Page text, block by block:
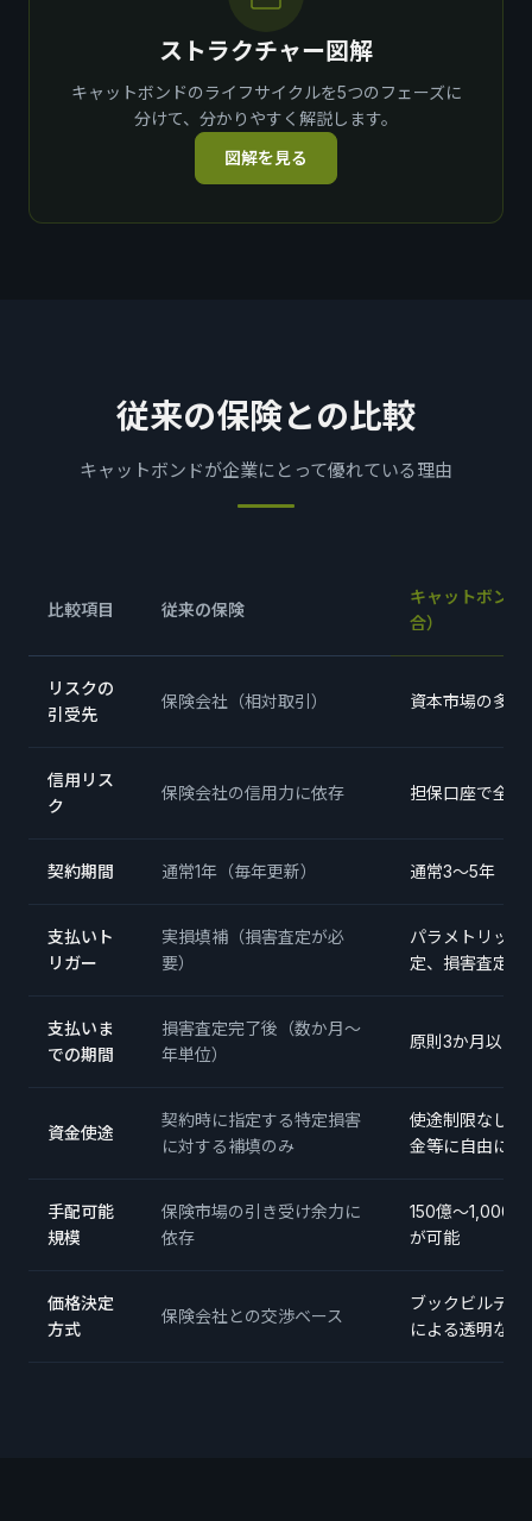
ストラクチャー図解
キャットボンドのライフサイクルを5つのフェーズに
分けて、分かりやすく解説します。
図解を見る
従来の保険との比較
キャットボンドが企業にとって優れている理由
比較項目 従来の保険
キャットボン
合）
リスクの
引受先
保険会社（相対取引） 資本市場の多数
信用リス
ク
保険会社の信用力に依存 担保口座で全
契約期間 通常1年（毎年更新） 通常3〜5年（
支払いト
リガー
実損填補（損害査定が必
要）
パラメトリッ
定、損害査定不
支払いま
での期間
損害査定完了後（数か月〜
年単位）
原則3か月以内
資金使途
契約時に指定する特定損害
に対する補填のみ
使途制限なし（
金等に自由に充
手配可能
規模
保険市場の引き受け余力に
依存
150億〜1,000
が可能
価格決定
方式
保険会社との交渉ベース
ブックビルデ
による透明な価